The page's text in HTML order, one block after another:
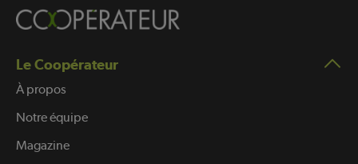
Le Coopérateur
À propos
Notre équipe
Magazine